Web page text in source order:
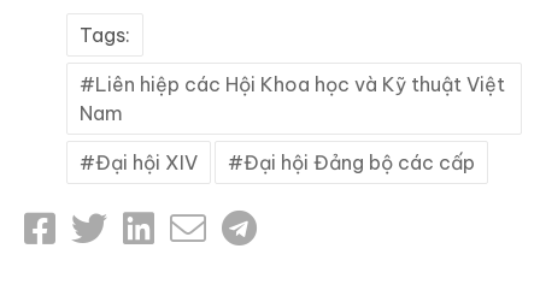
Tags:
Liên hiệp các Hội Khoa học và Kỹ thuật Việt
Nam
Đại hội XIV Đại hội Đảng bộ các cấp